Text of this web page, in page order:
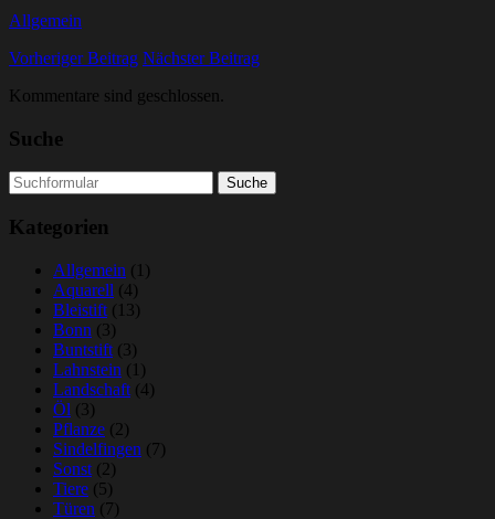
Allgemein
Vorheriger Beitrag Nächster Beitrag
Kommentare sind geschlossen.
Suche
Suchen
nach:
Kategorien
Allgemein (1)
Aquarell (4)
Bleistift (13)
Bonn (3)
Buntstift (3)
Lahnstein (1)
Landschaft (4)
Öl (3)
Pflanze (2)
Sindelfingen (7)
Sonst (2)
Tiere (5)
Türen (7)